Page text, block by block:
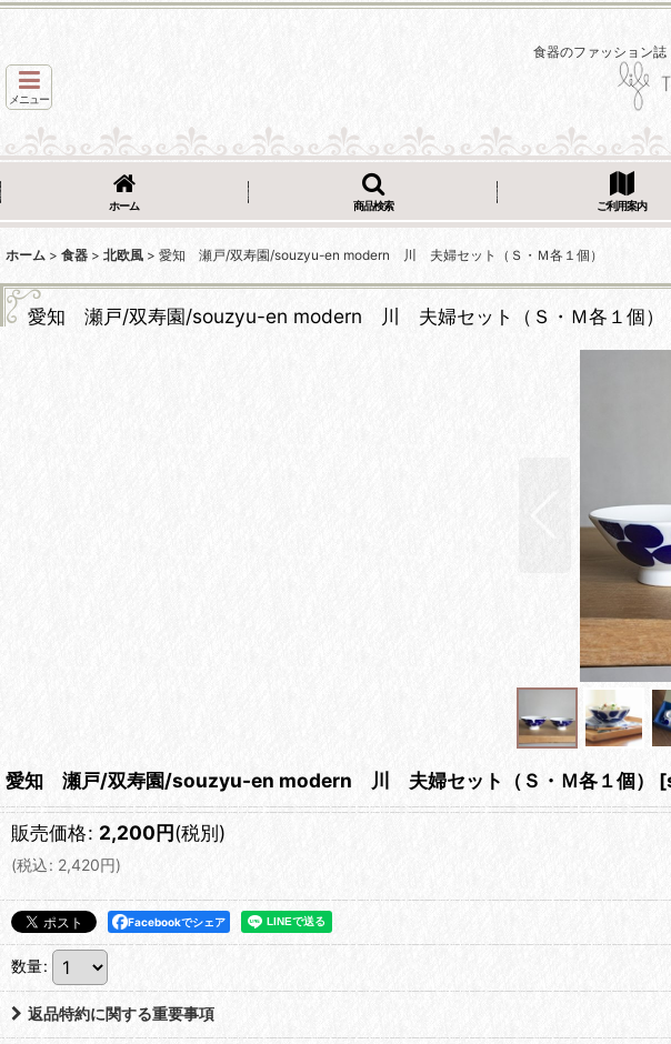
食器のファッション
メニュー
ホーム 商品検索 ご利用案内
ホーム > 食器 > 北欧風 > 愛知 瀬戸/双寿園/souzyu-en modern 川 夫婦セット（Ｓ・Ｍ各１個）
愛知 瀬戸/双寿園/souzyu-en modern 川 夫婦セット（Ｓ・Ｍ各１個）
愛知 瀬戸/双寿園/souzyu-en modern 川 夫婦セット（Ｓ・Ｍ各１個） [
販売価格: 2,200円(税別)
(税込: 2,420円)
Facebookでシェア
数量:
返品特約に関する重要事項